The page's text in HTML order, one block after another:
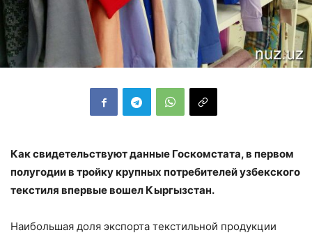
Как свидетельствуют данные Госкомстата, в первом
полугодии в тройку крупных потребителей узбекского
текстиля впервые вошел Кыргызстан.
Наибольшая доля экспорта текстильной продукции